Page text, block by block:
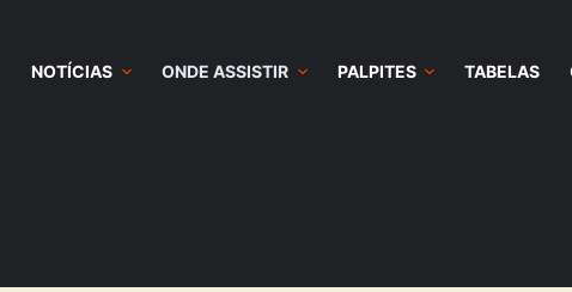
NOTÍCIAS ONDE ASSISTIR PALPITES TABELAS